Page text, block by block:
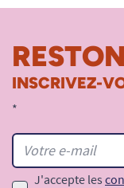
INSCRIVEZ-
*
J'accepte les